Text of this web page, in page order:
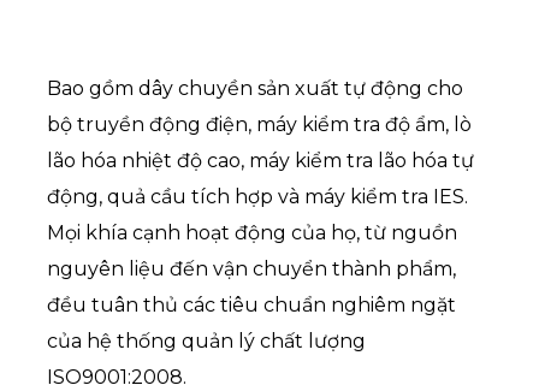
Bao gồm dây chuyền sản xuất tự động cho
bộ truyền động điện, máy kiểm tra độ ẩm, lò
lão hóa nhiệt độ cao, máy kiểm tra lão hóa tự
động, quả cầu tích hợp và máy kiểm tra IES.
Mọi khía cạnh hoạt động của họ, từ nguồn
nguyên liệu đến vận chuyển thành phẩm,
đều tuân thủ các tiêu chuẩn nghiêm ngặt
của hệ thống quản lý chất lượng
ISO9001:2008.